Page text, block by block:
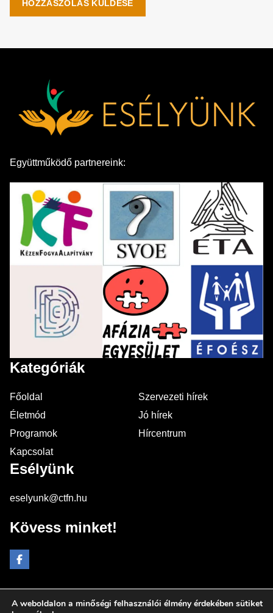
Együttműködő partnereink:
Kategóriák
Főoldal
Szervezeti hírek
Életmód
Jó hírek
Programok
Hírcentrum
Kapcsolat
Esélyünk
eselyunk@ctfn.hu
Kövess minket!
A weboldalon a minőségi felhasználói élmény érdekében sütiket